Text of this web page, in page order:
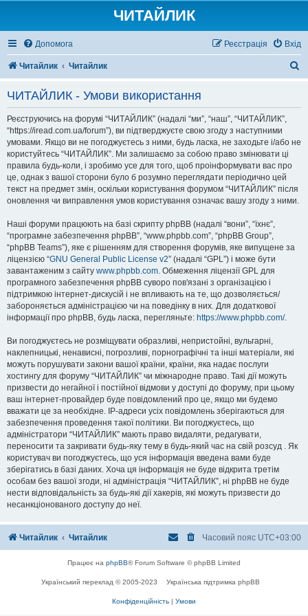
ЧИТАЙЛИК
Допомога Вхід
Реєстрація
Читайлик Читайлик
ЧИТАЙЛИК - Умови використання
Реєструючись на форумі “ЧИТАЙЛИК” (надалі “ми”, “наш”, “ЧИТАЙЛИК”,
“https://iread.com.ua/forum”), ви підтверджуєте свою згоду з наступними
умовами. Якщо ви не погоджуєтесь з ними, будь ласка, не заходьте і/або не
користуйтесь “ЧИТАЙЛИК”. Ми залишаємо за собою право змінювати ці
правила будь-коли, і зробимо усе для того, щоб проінформувати вас про
це, однак з вашої сторони було б розумно переглядати періодично цей
текст на предмет змін, оскільки користування форумом “ЧИТАЙЛИК” після
оновлення чи виправлення умов користування означає вашу згоду з ними.
Наші форуми працюють на базі скрипту phpBB (надалі “вони”, “їхнє”,
“програмне забезпечення phpBB”, “www.phpbb.com”, “phpBB Group”,
“phpBB Teams”), яке є рішенням для створення форумів, яке випущене за
ліцензією “GNU General Public License v2” (надалі “GPL”) і може бути
завантаженим з сайту www.phpbb.com. Обмеження ліцензії GPL для
програмного забезпечення phpBB суворо пов'язані з організацією і
підтримкою інтернет-дискусій і не впливають на те, що дозволяється/
забороняється адміністрацією чи на поведінку в них. Для додаткової
інформації про phpBB, будь ласка, перегляньте: https://www.phpbb.com/.
Ви погоджуєтесь не розміщувати образливі, непристойні, вульгарні,
наклепницькі, ненависні, погрозливі, порнографічні та інші матеріали, які
можуть порушувати закони вашої країни, країни, яка надає послуги
хостингу для форуму “ЧИТАЙЛИК” чи міжнародне право. Такі дії можуть
призвести до негайної і постійної відмови у доступі до форуму, при цьому
ваш інтернет-провайдер буде повідомлений про це, якщо ми будемо
вважати це за необхідне. IP-адреси усіх повідомлень зберігаються для
забезпечення проведення такої політики. Ви погоджуєтесь, що
адміністратори “ЧИТАЙЛИК” мають право видаляти, редагувати,
переносити та закривати будь-яку тему в будь-який час на свій розсуд . Як
користувач ви погоджуєтесь, що уся інформація введена вами буде
зберігатись в базі даних. Хоча ця інформація не буде відкрита третім
особам без вашої згоди, ні адміністрація “ЧИТАЙЛИК”, ні phpBB не буде
нести відповідальність за будь-які дії хакерів, які можуть призвести до
несанкціонованого доступу до неї.
Читайлик Читайлик Часовий пояс UTC+03:00
Працює на phpBB® Forum Software © phpBB Limited
Український переклад © 2005-2023 Українська підтримка phpBB
Конфіденційність Умови